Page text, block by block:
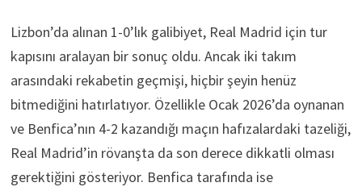
Lizbon’da alınan 1-0’lık galibiyet, Real Madrid için tur
kapısını aralayan bir sonuç oldu. Ancak iki takım
arasındaki rekabetin geçmişi, hiçbir şeyin henüz
bitmediğini hatırlatıyor. Özellikle Ocak 2026’da oynanan
ve Benfica’nın 4-2 kazandığı maçın hafızalardaki tazeliği,
Real Madrid’in rövanşta da son derece dikkatli olması
gerektiğini gösteriyor. Benfica tarafında ise